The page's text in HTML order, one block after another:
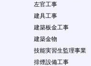
左官工事
建具工事
建築板金工事
建築金物
技能実習生監理事業
排煙設備工事